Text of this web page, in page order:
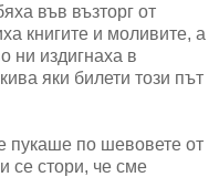
във възторг от
книгите и моливите, а
ни издигнаха в
яки билети този път
пукаше по шевовете от
се стори, че сме